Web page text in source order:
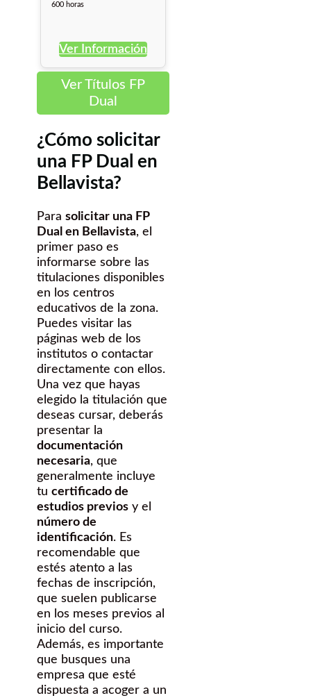
600 horas
Ver Información
Ver Títulos FP
Dual
¿Cómo solicitar
una FP Dual en
Bellavista?
Para solicitar una FP
Dual en Bellavista, el
primer paso es
informarse sobre las
titulaciones disponibles
en los centros
educativos de la zona.
Puedes visitar las
páginas web de los
institutos o contactar
directamente con ellos.
Una vez que hayas
elegido la titulación que
deseas cursar, deberás
presentar la
documentación
necesaria, que
generalmente incluye
tu certificado de
estudios previos y el
número de
identificación. Es
recomendable que
estés atento a las
fechas de inscripción,
que suelen publicarse
en los meses previos al
inicio del curso.
Además, es importante
que busques una
empresa que esté
dispuesta a acoger a un